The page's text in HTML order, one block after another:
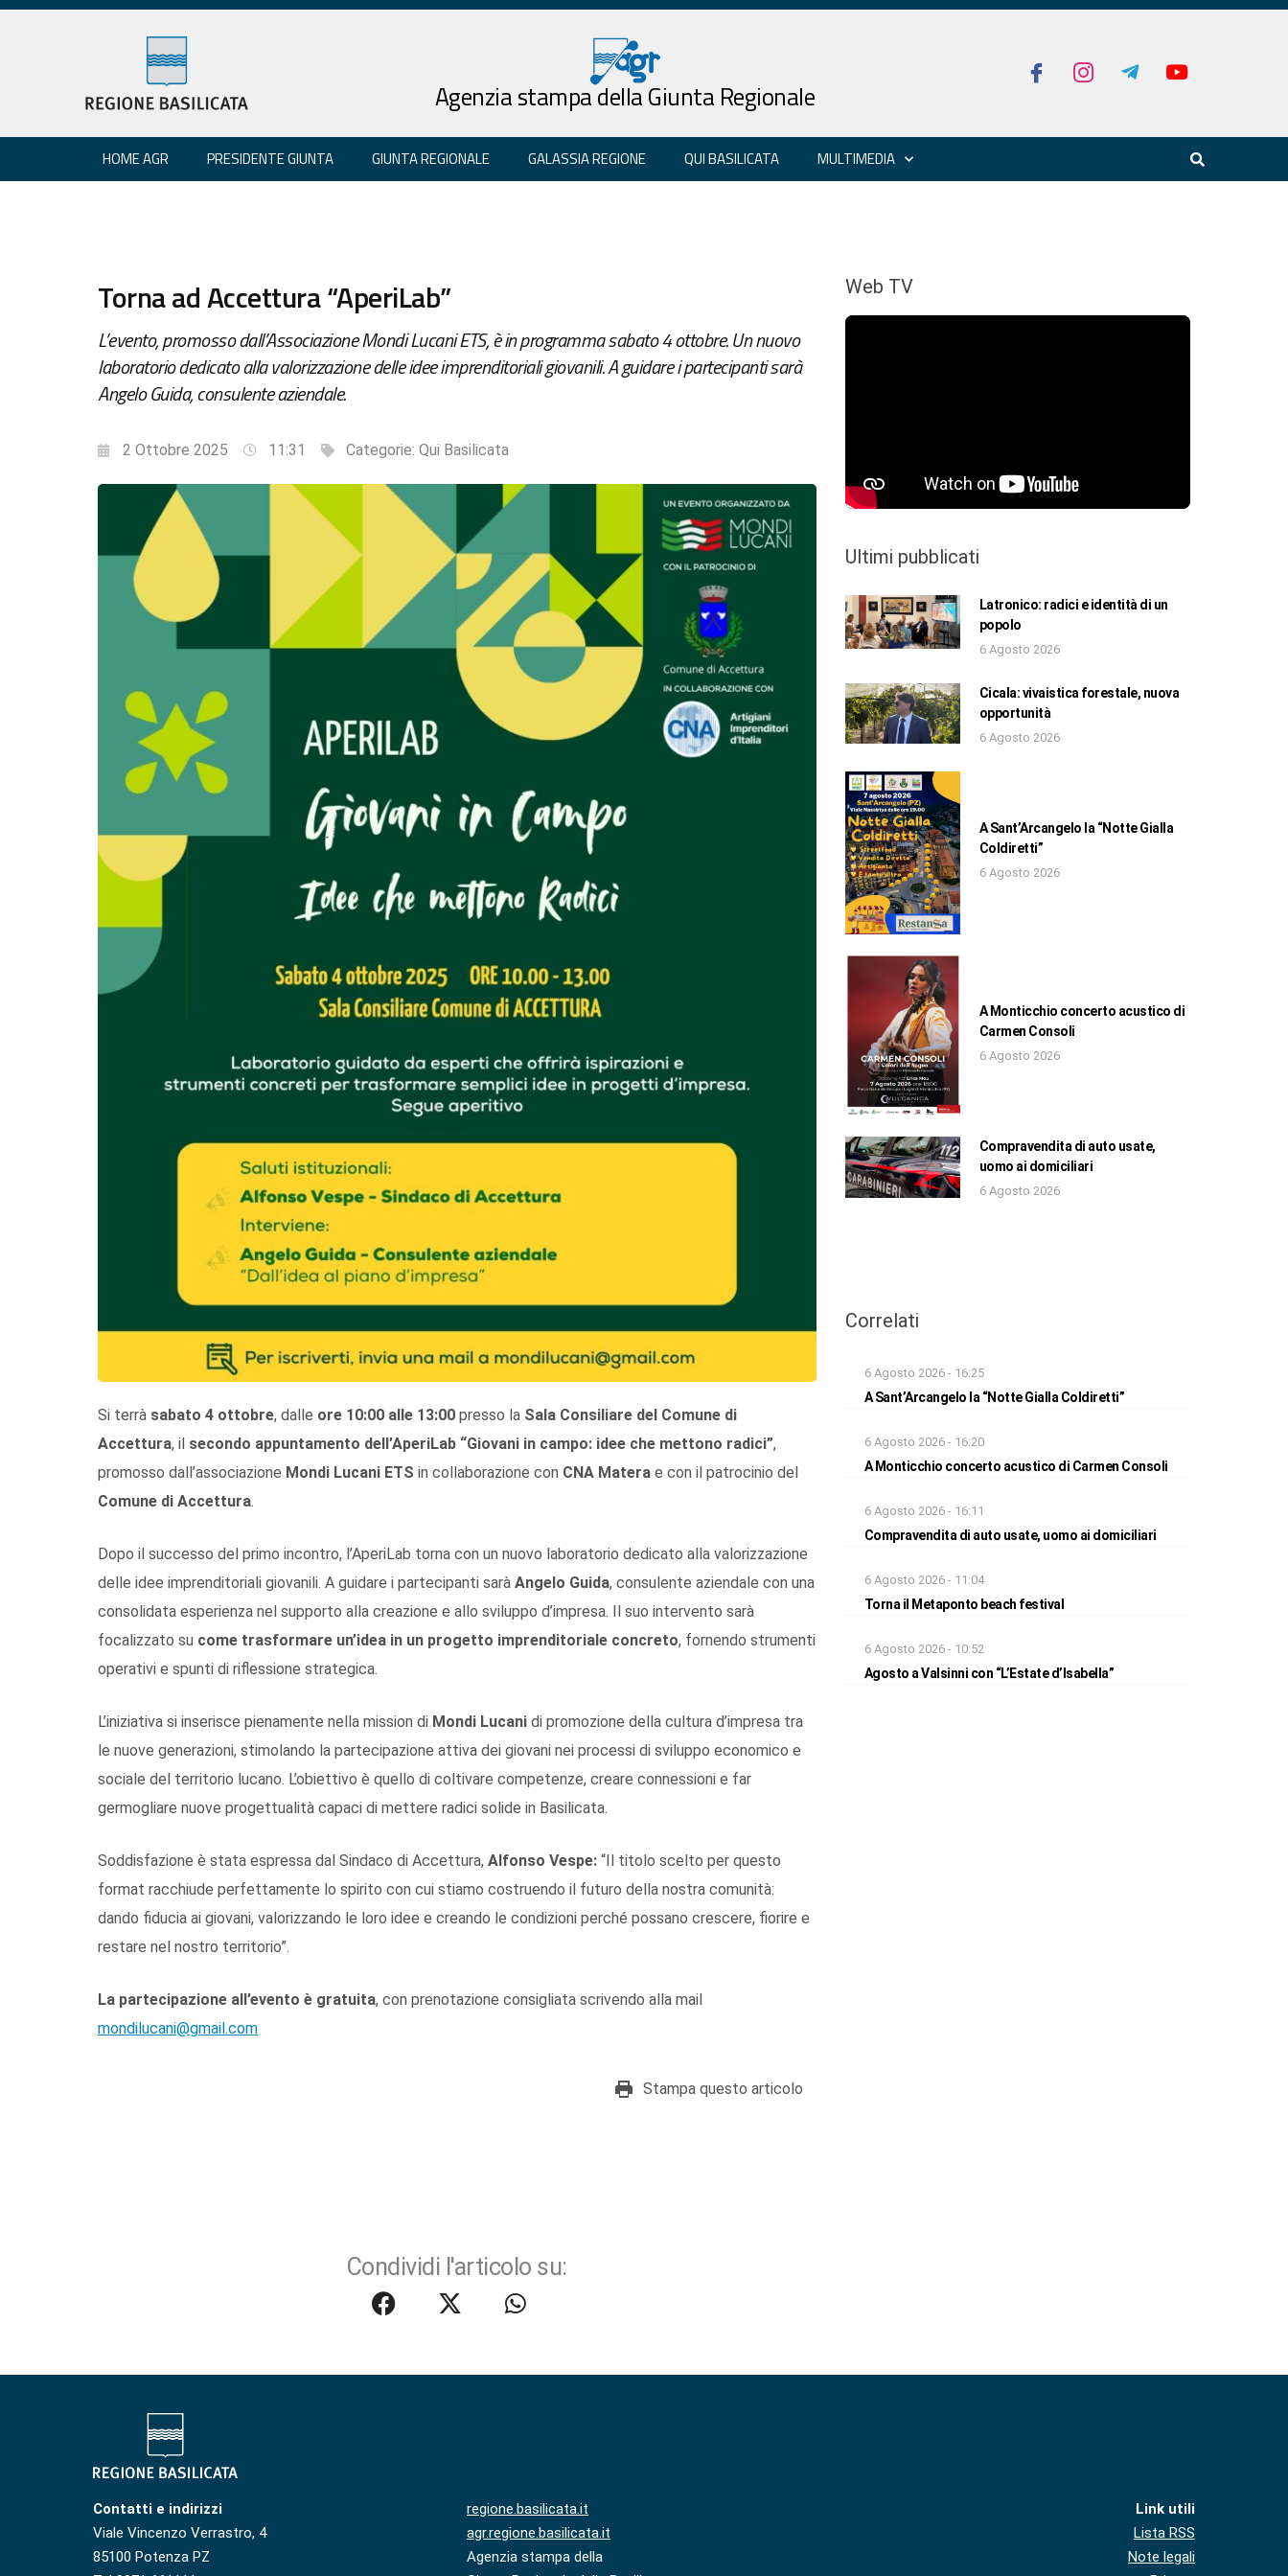
Agenzia stampa della Giunta Regionale
HOME AGR PRESIDENTE GIUNTA GIUNTA REGIONALE GALASSIA REGIONE QUI BASILICATA MULTIMEDIA
Torna ad Accettura “AperiLab”
L’evento, promosso dall’Associazione Mondi Lucani ETS, è in programma sabato 4 ottobre. Un nuovo
laboratorio dedicato alla valorizzazione delle idee imprenditoriali giovanili. A guidare i partecipanti sarà
Angelo Guida, consulente aziendale.
2 Ottobre 2025 11:31 Categorie: Qui Basilicata
Si terrà sabato 4 ottobre, dalle ore 10:00 alle 13:00 presso la Sala Consiliare del Comune di
Accettura, il secondo appuntamento dell’AperiLab “Giovani in campo: idee che mettono radici”,
promosso dall’associazione Mondi Lucani ETS in collaborazione con CNA Matera e con il patrocinio del
Comune di Accettura.
Dopo il successo del primo incontro, l’AperiLab torna con un nuovo laboratorio dedicato alla valorizzazione
delle idee imprenditoriali giovanili. A guidare i partecipanti sarà Angelo Guida, consulente aziendale con una
consolidata esperienza nel supporto alla creazione e allo sviluppo d’impresa. Il suo intervento sarà
focalizzato su come trasformare un’idea in un progetto imprenditoriale concreto, fornendo strumenti
operativi e spunti di riflessione strategica.
L’iniziativa si inserisce pienamente nella mission di Mondi Lucani di promozione della cultura d’impresa tra
le nuove generazioni, stimolando la partecipazione attiva dei giovani nei processi di sviluppo economico e
sociale del territorio lucano. L’obiettivo è quello di coltivare competenze, creare connessioni e far
germogliare nuove progettualità capaci di mettere radici solide in Basilicata.
Soddisfazione è stata espressa dal Sindaco di Accettura, Alfonso Vespe: “Il titolo scelto per questo
format racchiude perfettamente lo spirito con cui stiamo costruendo il futuro della nostra comunità:
dando fiducia ai giovani, valorizzando le loro idee e creando le condizioni perché possano crescere, fiorire e
restare nel nostro territorio”.
La partecipazione all’evento è gratuita, con prenotazione consigliata scrivendo alla mail
mondilucani@gmail.com
Stampa questo articolo
Condividi l'articolo su:
Web TV
Ultimi pubblicati
Latronico: radici e identità di un
popolo
6 Agosto 2026
Cicala: vivaistica forestale, nuova
opportunità
6 Agosto 2026
A Sant’Arcangelo la “Notte Gialla
Coldiretti”
6 Agosto 2026
A Monticchio concerto acustico di
Carmen Consoli
6 Agosto 2026
Compravendita di auto usate,
uomo ai domiciliari
6 Agosto 2026
Correlati
6 Agosto 2026 - 16:25
A Sant’Arcangelo la “Notte Gialla Coldiretti”
6 Agosto 2026 - 16:20
A Monticchio concerto acustico di Carmen Consoli
6 Agosto 2026 - 16:11
Compravendita di auto usate, uomo ai domiciliari
6 Agosto 2026 - 11:04
Torna il Metaponto beach festival
6 Agosto 2026 - 10:52
Agosto a Valsinni con “L’Estate d’Isabella”
Contatti e indirizzi
Viale Vincenzo Verrastro, 4
85100 Potenza PZ
regione.basilicata.it
agr.regione.basilicata.it
Agenzia stampa della
Link utili
Lista RSS
Note legali